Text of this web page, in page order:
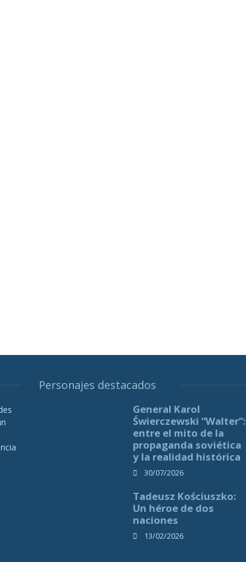
Personajes destacados
General Karol
Świerczewski “Walter”:
entre el mito de la
propaganda soviética
y la realidad histórica
30/07/2026
Tadeusz Kościuszko:
Un héroe de dos
naciones
13/02/2026